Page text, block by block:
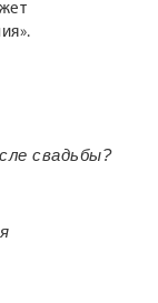
свадьбы?